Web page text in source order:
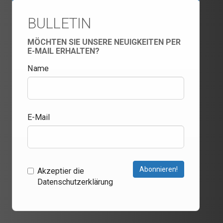
BULLETIN
MÖCHTEN SIE UNSERE NEUIGKEITEN PER
E-MAIL ERHALTEN?
Name
E-Mail
Akzeptier die
Datenschutzerklärung
Abonnieren!